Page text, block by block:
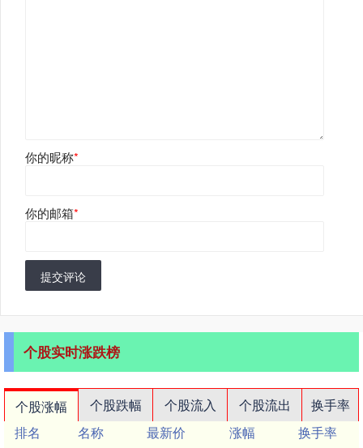
你的昵称*
你的邮箱*
提交评论
个股实时涨跌榜
个股涨幅 个股跌幅 个股流入 个股流出
换手率
排名
名称 最新价 涨幅
换手率